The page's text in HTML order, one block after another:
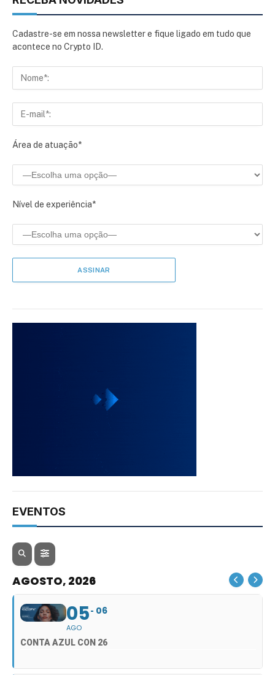
Cadastre-se em nossa newsletter e fique ligado em tudo que
acontece no Crypto ID.
Área de atuação*
Nível de experiência*
EVENTOS
AGOSTO, 2026
05
AGO
06
CONTA AZUL CON 26